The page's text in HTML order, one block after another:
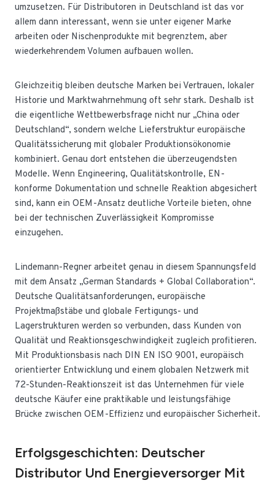
umzusetzen. Für Distributoren in Deutschland ist das vor
allem dann interessant, wenn sie unter eigener Marke
arbeiten oder Nischenprodukte mit begrenztem, aber
wiederkehrendem Volumen aufbauen wollen.
Gleichzeitig bleiben deutsche Marken bei Vertrauen, lokaler
Historie und Marktwahrnehmung oft sehr stark. Deshalb ist
die eigentliche Wettbewerbsfrage nicht nur „China oder
Deutschland“, sondern welche Lieferstruktur europäische
Qualitätssicherung mit globaler Produktionsökonomie
kombiniert. Genau dort entstehen die überzeugendsten
Modelle. Wenn Engineering, Qualitätskontrolle, EN-
konforme Dokumentation und schnelle Reaktion abgesichert
sind, kann ein OEM-Ansatz deutliche Vorteile bieten, ohne
bei der technischen Zuverlässigkeit Kompromisse
einzugehen.
Lindemann-Regner arbeitet genau in diesem Spannungsfeld
mit dem Ansatz „German Standards + Global Collaboration“.
Deutsche Qualitätsanforderungen, europäische
Projektmaßstäbe und globale Fertigungs- und
Lagerstrukturen werden so verbunden, dass Kunden von
Qualität und Reaktionsgeschwindigkeit zugleich profitieren.
Mit Produktionsbasis nach DIN EN ISO 9001, europäisch
orientierter Entwicklung und einem globalen Netzwerk mit
72-Stunden-Reaktionszeit ist das Unternehmen für viele
deutsche Käufer eine praktikable und leistungsfähige
Brücke zwischen OEM-Effizienz und europäischer Sicherheit.
Erfolgsgeschichten: Deutscher
Distributor Und Energieversorger Mit